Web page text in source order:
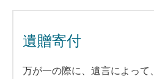
遺贈寄付
万が一の際に、遺言によっ